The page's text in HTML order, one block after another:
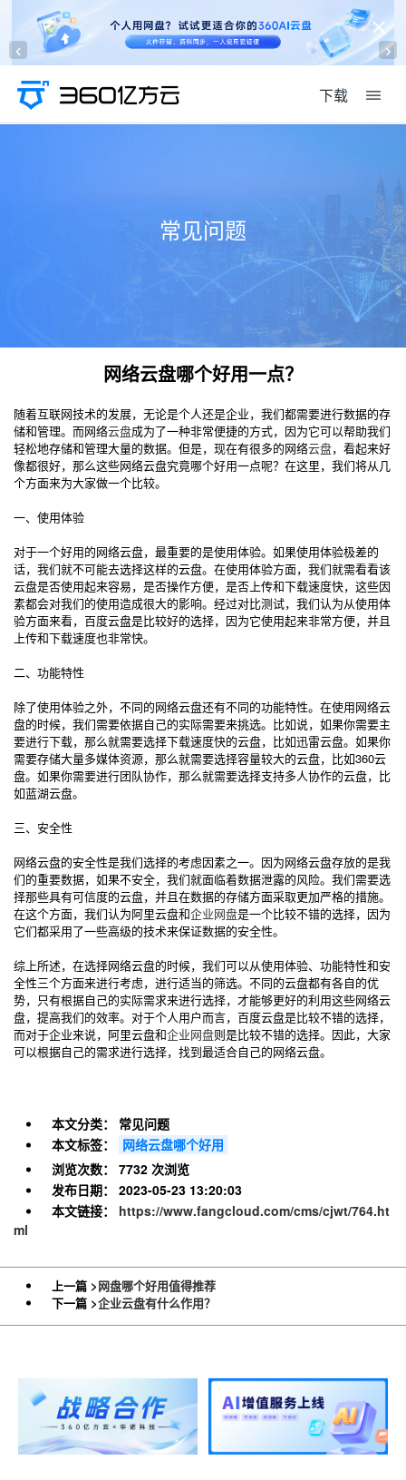
‹ ›
下载
常见问题
网络云盘哪个好用一点？
随着互联网技术的发展，无论是个人还是企业，我们都需要进行数据的存
储和管理。而网络云盘成为了一种非常便捷的方式，因为它可以帮助我们
轻松地存储和管理大量的数据。但是，现在有很多的网络云盘，看起来好
像都很好，那么这些网络云盘究竟哪个好用一点呢？在这里，我们将从几
个方面来为大家做一个比较。
一、使用体验
对于一个好用的网络云盘，最重要的是使用体验。如果使用体验极差的
话，我们就不可能去选择这样的云盘。在使用体验方面，我们就需看看该
云盘是否使用起来容易，是否操作方便，是否上传和下载速度快，这些因
素都会对我们的使用造成很大的影响。经过对比测试，我们认为从使用体
验方面来看，百度云盘是比较好的选择，因为它使用起来非常方便，并且
上传和下载速度也非常快。
二、功能特性
除了使用体验之外，不同的网络云盘还有不同的功能特性。在使用网络云
盘的时候，我们需要依据自己的实际需要来挑选。比如说，如果你需要主
要进行下载，那么就需要选择下载速度快的云盘，比如迅雷云盘。如果你
需要存储大量多媒体资源，那么就需要选择容量较大的云盘，比如360云
盘。如果你需要进行团队协作，那么就需要选择支持多人协作的云盘，比
如蓝湖云盘。
三、安全性
网络云盘的安全性是我们选择的考虑因素之一。因为网络云盘存放的是我
们的重要数据，如果不安全，我们就面临着数据泄露的风险。我们需要选
择那些具有可信度的云盘，并且在数据的存储方面采取更加严格的措施。
在这个方面，我们认为阿里云盘和企业网盘是一个比较不错的选择，因为
它们都采用了一些高级的技术来保证数据的安全性。
综上所述，在选择网络云盘的时候，我们可以从使用体验、功能特性和安
全性三个方面来进行考虑，进行适当的筛选。不同的云盘都有各自的优
势，只有根据自己的实际需求来进行选择，才能够更好的利用这些网络云
盘，提高我们的效率。对于个人用户而言，百度云盘是比较不错的选择，
而对于企业来说，阿里云盘和企业网盘则是比较不错的选择。因此，大家
可以根据自己的需求进行选择，找到最适合自己的网络云盘。
本文分类：
常见问题
本文标签：
网络云盘哪个好用
浏览次数：
7732 次浏览
发布日期：
2023-05-23 13:20:03
本文链接：
https://www.fangcloud.com/cms/cjwt/764.ht
ml
上一篇 >网盘哪个好用值得推荐
下一篇 >企业云盘有什么作用？